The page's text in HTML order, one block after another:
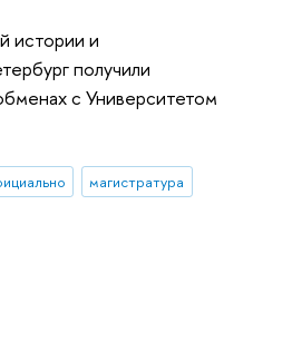
истории и
получили
с Университетом
магистратура